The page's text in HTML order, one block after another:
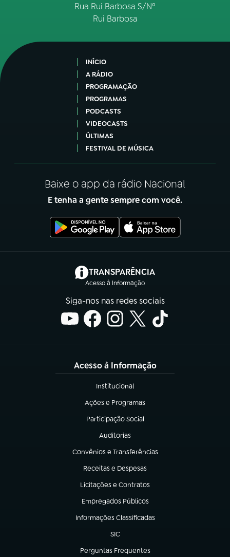
Rua Rui Barbosa S/Nº
Rui Barbosa
INÍCIO
A RÁDIO
PROGRAMAÇÃO
PROGRAMAS
PODCASTS
VIDEOCASTS
ÚLTIMAS
FESTIVAL DE MÚSICA
Baixe o app da rádio Nacional
E tenha a gente sempre com você.
TRANSPARÊNCIA
Acesso à Informação
(abre em nova aba)
Siga-nos nas redes sociais
Acesso à Informação
Institucional
(abre em nova aba)
Ações e Programas
(abre em nova aba)
Participação Social
(abre em nova aba)
Auditorias
(abre em nova aba)
Convênios e Transferências
(abre em nova aba)
Receitas e Despesas
(abre em nova aba)
Licitações e Contratos
(abre em nova aba)
Empregados Públicos
(abre em nova aba)
Informações Classificadas
(abre em nova aba)
SIC
(abre em nova aba)
Perguntas Frequentes
(abre em nova aba)